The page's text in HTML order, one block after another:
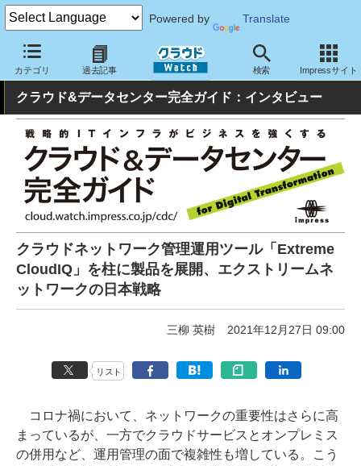
Powered by Translate
カテゴリ 過去記事 検索 Impressサイト
クラウド Watch ハード・インフラ データセンター
クラウド&データセンター完全ガイド：インタビュー
クラウドネットワーク管理運用ツール「Extreme
CloudIQ」を柱に製品を展開、エクストリームネ
ットワークの日本戦略
三柳 英樹 2021年12月27日 09:00
リスト
コロナ禍において、ネットワークの重要性はさらに高
まっているが、一方でクラウドサービスとオンプレミス
の併用など、運用管理の面で複雑性も増している。こう